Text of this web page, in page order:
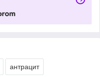
антрацит